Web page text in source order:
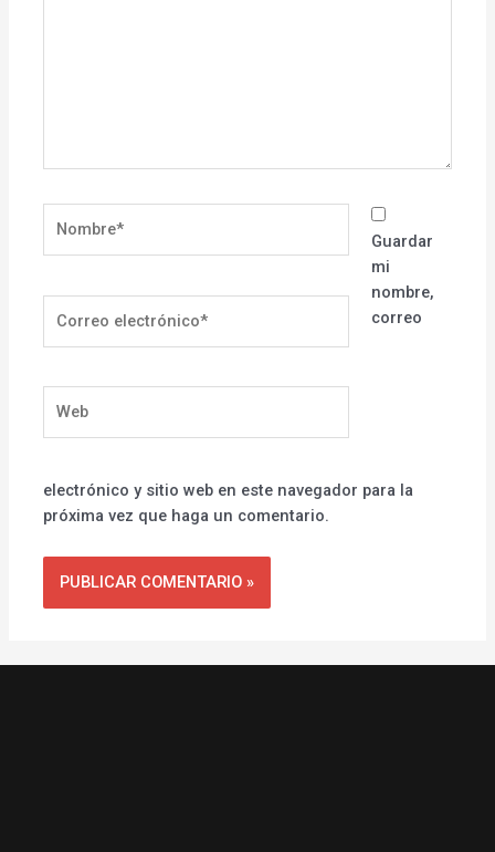
electrónico*
Guardar
mi
nombre,
correo
electrónico y sitio web en este navegador para la
próxima vez que haga un comentario.